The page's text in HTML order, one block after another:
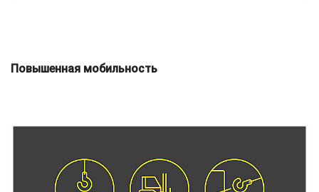
Повышенная мобильность